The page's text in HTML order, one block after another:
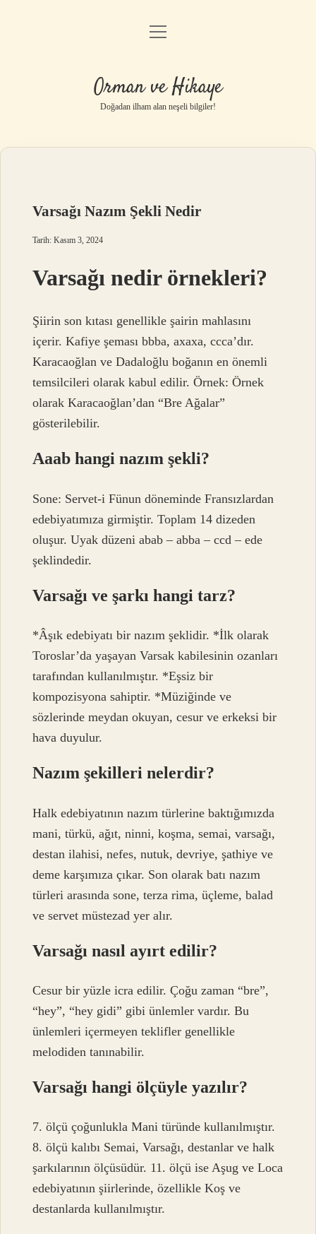
Anasayfa
Yasal Uyarı
menüyü
Orman ve Hikaye
Doğadan ilham alan neşeli bilgiler!
Varsağı Nazım Şekli Nedir
Tarih: Kasım 3, 2024
Varsağı nedir örnekleri?
Şiirin son kıtası genellikle şairin mahlasını
içerir. Kafiye şeması bbba, axaxa, ccca’dır.
Karacaoğlan ve Dadaloğlu boğanın en önemli
temsilcileri olarak kabul edilir. Örnek: Örnek
olarak Karacaoğlan’dan “Bre Ağalar”
gösterilebilir.
Aaab hangi nazım şekli?
Sone: Servet-i Fünun döneminde Fransızlardan
edebiyatımıza girmiştir. Toplam 14 dizeden
oluşur. Uyak düzeni abab – abba – ccd – ede
şeklindedir.
Varsağı ve şarkı hangi tarz?
*Âşık edebiyatı bir nazım şeklidir. *İlk olarak
Toroslar’da yaşayan Varsak kabilesinin ozanları
tarafından kullanılmıştır. *Eşsiz bir
kompozisyona sahiptir. *Müziğinde ve
sözlerinde meydan okuyan, cesur ve erkeksi bir
hava duyulur.
Nazım şekilleri nelerdir?
Halk edebiyatının nazım türlerine baktığımızda
mani, türkü, ağıt, ninni, koşma, semai, varsağı,
destan ilahisi, nefes, nutuk, devriye, şathiye ve
deme karşımıza çıkar. Son olarak batı nazım
türleri arasında sone, terza rima, üçleme, balad
ve servet müstezad yer alır.
Varsağı nasıl ayırt edilir?
Cesur bir yüzle icra edilir. Çoğu zaman “bre”,
“hey”, “hey gidi” gibi ünlemler vardır. Bu
ünlemleri içermeyen teklifler genellikle
melodiden tanınabilir.
Varsağı hangi ölçüyle yazılır?
7. ölçü çoğunlukla Mani türünde kullanılmıştır.
8. ölçü kalıbı Semai, Varsağı, destanlar ve halk
şarkılarının ölçüsüdür. 11. ölçü ise Aşug ve Loca
edebiyatının şiirlerinde, özellikle Koş ve
destanlarda kullanılmıştır.